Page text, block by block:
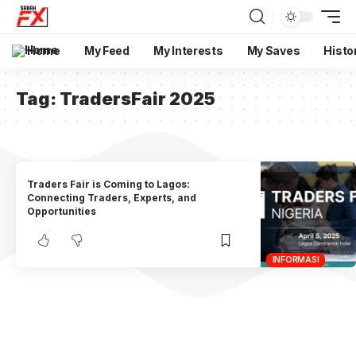
Home My Feed My Interests My Saves
Tag: TradersFair 2025
INFORMASI
Traders Fair is Coming to Lagos:
Connecting Traders, Experts, and
Opportunities